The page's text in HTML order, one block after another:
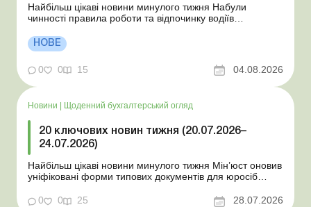
Найбільш цікаві новини минулого тижня Набули
чинності правила роботи та відпочинку водіїв
стан Для сільгосппідприємств і ФОП запроваджено нові
одноразові статистичні форми З 2 серпня змінюється
порядок зарахування окремих періодів роботи до стр...
НОВЕ
0 0 15 04.08.2026
Новини Щоденний бухгалтерський огляд
20 ключових новин тижня (20.07.2026–
24.07.2026)
Найбільш цікаві новини минулого тижня Мін’юст оновив
уніфіковані форми типових документів для юросіб
координаційного центру з організації бронювання У
0 0 25 28.07.2026